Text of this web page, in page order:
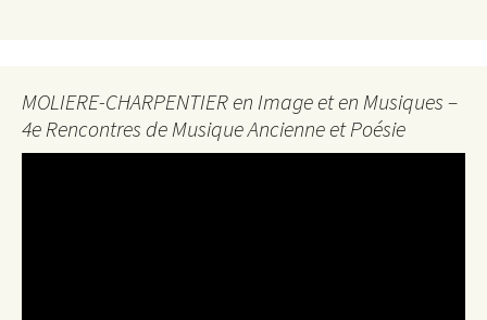
MOLIERE-CHARPENTIER en Image et en Musiques –
4e Rencontres de Musique Ancienne et Poésie